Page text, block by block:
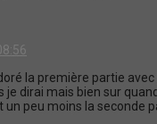
la première partie
je dirai mais bien sur
peu moins la seconde